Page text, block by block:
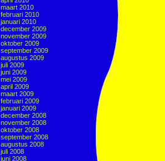
maart 2010
februari 2010
januari 2010
december 2009
november 2009
oktober 2009
september 2009
augustus 2009
juli 2009
juni 2009
mei 2009
april 2009
maart 2009
februari 2009
januari 2009
december 2008
november 2008
oktober 2008
september 2008
augustus 2008
juli 2008
juni 2008